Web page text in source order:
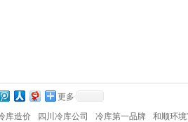
更多
库造价 四川冷库公司 冷库第一品牌 和顺环